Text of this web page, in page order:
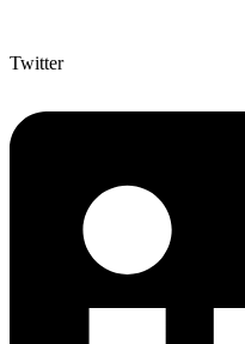
Twitter